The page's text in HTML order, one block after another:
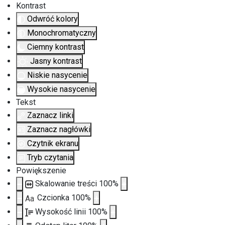
Kontrast
Odwróć kolory
Monochromatyczny
Ciemny kontrast
Jasny kontrast
Niskie nasycenie
Wysokie nasycenie
Tekst
Zaznacz linki
Zaznacz nagłówki
Czytnik ekranu
Tryb czytania
Powiększenie
Skalowanie treści 100%
Aa Czcionka 100%
Wysokość linii 100%